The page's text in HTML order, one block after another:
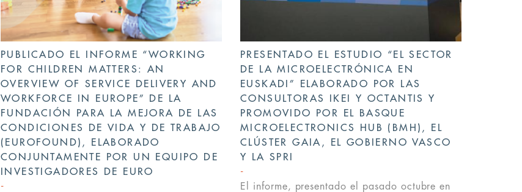
PUBLICADO EL INFORME “WORKING
FOR CHILDREN MATTERS: AN
OVERVIEW OF SERVICE DELIVERY AND
WORKFORCE IN EUROPE” DE LA
FUNDACIÓN PARA LA MEJORA DE LAS
CONDICIONES DE VIDA Y DE TRABAJO
(EUROFOUND), ELABORADO
CONJUNTAMENTE POR UN EQUIPO DE
INVESTIGADORES DE EURO
PRESENTADO EL ESTUDIO “EL SECTOR
DE LA MICROELECTRÓNICA EN
EUSKADI” ELABORADO POR LAS
CONSULTORAS IKEI Y OCTANTIS Y
PROMOVIDO POR EL BASQUE
MICROELECTRONICS HUB (BMH), EL
CLÚSTER GAIA, EL GOBIERNO VASCO
Y LA SPRI
El informe, presentado el pasado octubre en